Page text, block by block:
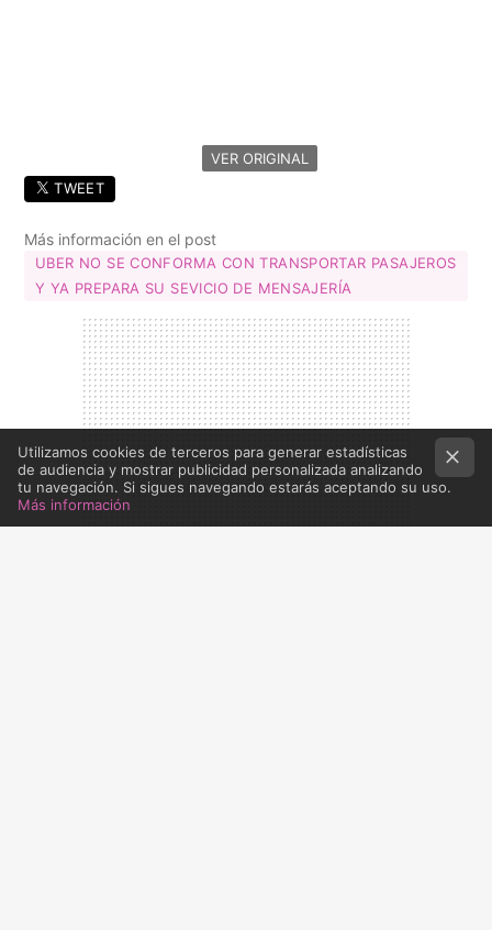
VER ORIGINAL
TWEET
Más información en el post
UBER NO SE CONFORMA CON TRANSPORTAR PASAJEROS
Y YA PREPARA SU SEVICIO DE MENSAJERÍA
Utilizamos cookies de terceros para generar estadísticas
de audiencia y mostrar publicidad personalizada analizando
tu navegación. Si sigues navegando estarás aceptando su uso.
Más información